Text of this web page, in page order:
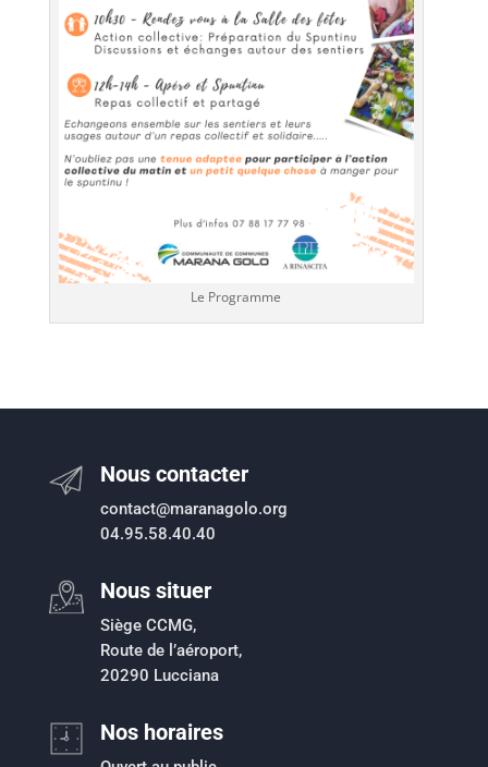
Le Programme
Nous contacter
contact@maranagolo.org
04.95.58.40.40
Nous situer
Siège CCMG,
Route de l’aéroport,
20290 Lucciana
Nos horaires